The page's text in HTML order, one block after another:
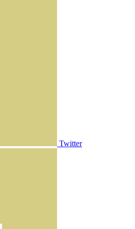
Twitter